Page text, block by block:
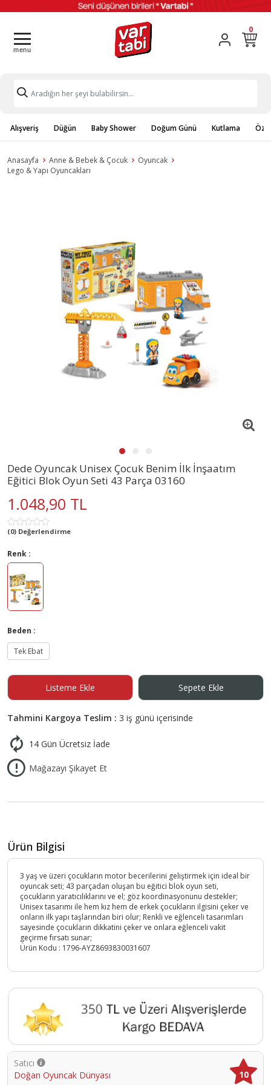
0
Alışveriş Düğün Baby Shower Doğum Günü Kutlama
Anasayfa Anne & Bebek & Çocuk
Oyuncak
Lego & Yapı Oyuncakları
Dede Oyuncak Unisex Çocuk Benim İlk İnşaatım
Eğitici Blok Oyun Seti 43 Parça 03160
1.048,90 TL
(0) Değerlendirme
Renk :
Beden :
Tek Ebat
Listeme Ekle Sepete Ekle
Tahmini Kargoya Teslim : 3 iş günü içerisinde
14 Gün Ücretsiz İade
Mağazayı Şikayet Et
Ürün Bilgisi
3 yaş ve üzeri çocukların motor becerilerini geliştirmek için ideal bir
oyuncak seti; 43 parçadan oluşan bu eğitici blok oyun seti,
çocukların yaratıcılıklarını ve el; göz koordinasyonunu destekler;
Unisex tasarımı ile hem kız hem de erkek çocukların ilgisini çeker ve
onların ilk yapı taşlarından biri olur; Renkli ve eğlenceli tasarımları
sayesinde çocukların dikkatini çeker ve onlara eğlenceli vakit
geçirme fırsatı sunar;
Ürün Kodu : 1796-AYZ8693830031607
Satıcı
Doğan Oyuncak Dünyası
10